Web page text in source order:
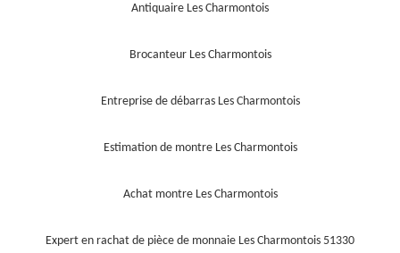
Antiquaire Les Charmontois
Brocanteur Les Charmontois
Entreprise de débarras Les Charmontois
Estimation de montre Les Charmontois
Achat montre Les Charmontois
Expert en rachat de pièce de monnaie Les Charmontois 51330